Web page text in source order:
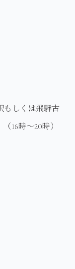
もしくは飛騨古
16時～20時）